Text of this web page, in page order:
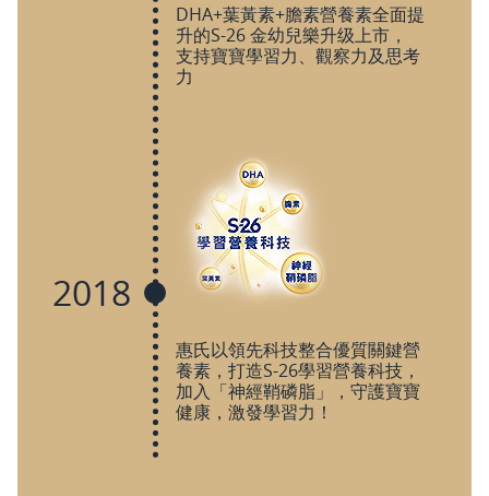
DHA+葉黃素+膽素營養素全面提
升的S-26 金幼兒樂升级上市，
支持寶寶學習力、觀察力及思考
力
2018
惠氏以領先科技整合優質關鍵營
養素，打造S-26學習營養科技，
加入「神經鞘磷脂」，守護寶寶
健康，激發學習力！